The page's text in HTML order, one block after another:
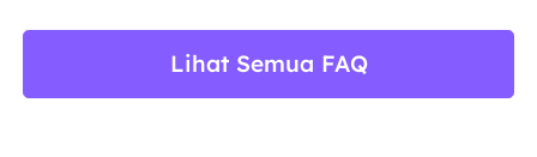
Lihat Semua FAQ